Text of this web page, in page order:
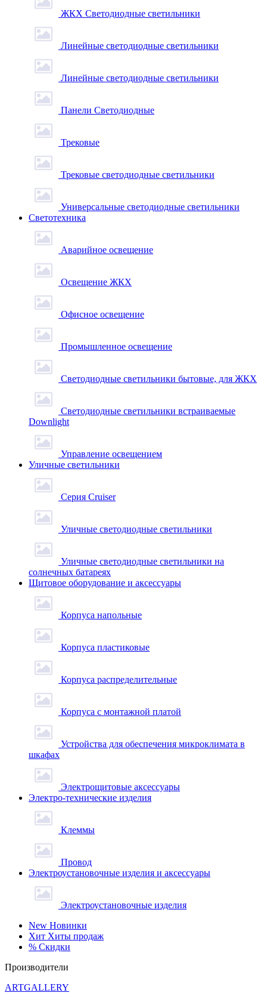
ЖКХ Светодиодные светильники
Линейные светодиодные светильники
Линейные светодиодные светильники
Панели Светодиодные
Трековые
Трековые светодиодные светильники
Универсальные светодиодные светильники
Светотехника
Аварийное освещение
Освещение ЖКХ
Офисное освещение
Промышленное освещение
Светодиодные светильники бытовые, для ЖКХ
Светодиодные светильники встраиваемые
Downlight
Управление освещением
Уличные светильники
Серия Cruiser
Уличные светодиодные светильники
Уличные светодиодные светильники на
солнечных батареях
Щитовое оборудование и аксессуары
Корпуса напольные
Корпуса пластиковые
Корпуса распределительные
Корпуса с монтажной платой
Устройства для обеспечения микроклимата в
шкафах
Электрощитовые аксессуары
Электро-технические изделия
Клеммы
Провод
Электроустановочные изделия и аксессуары
Электроустановочные изделия
New Новинки
Хит Хиты продаж
% Скидки
Производители
ARTGALLERY